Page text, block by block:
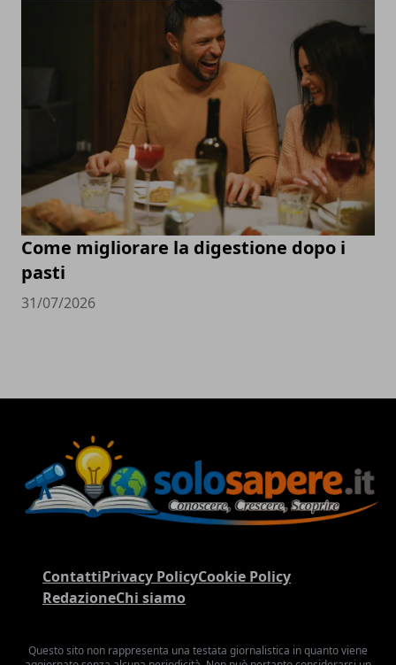
Come migliorare la digestione dopo i
pasti
31/07/2026
ContattiPrivacy PolicyCookie Policy
RedazioneChi siamo
Questo sito non rappresenta una testata giornalistica in quanto viene